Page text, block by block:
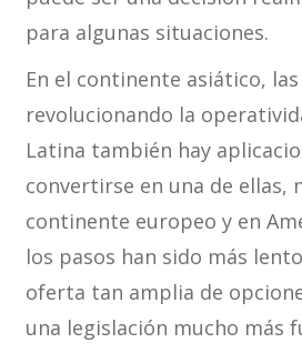
para algunas situaciones.
En el continente asiático,
revolucionando la
Latina también hay
convertirse en una de ellas,
continente europeo y en
los pasos han sido más
oferta tan amplia de
una legislación mucho más